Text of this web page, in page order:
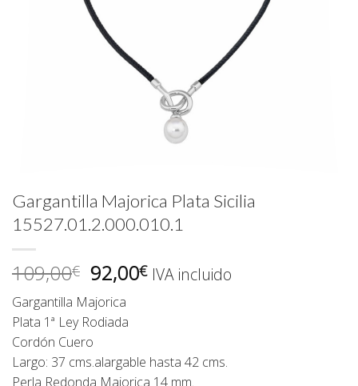
Gargantilla Majorica Plata Sicilia
15527.01.2.000.010.1
109,00€ El
precio
original
era:
109,00€.
92,00€ElIVA incluido
Gargantilla Majorica
Plata 1ª Ley Rodiada
Cordón Cuero
Largo: 37 cms.alargable hasta 42 cms.
Perla Redonda Majorica 14 mm.